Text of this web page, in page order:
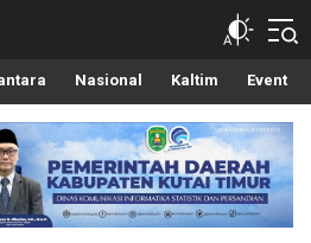
Nasional Kaltim Event